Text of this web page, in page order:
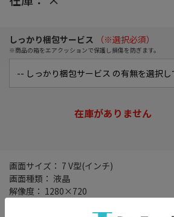
しっかり梱包サービス （※選択必須）
※商品の箱をエアクッションで保護し損傷を防ぎます。
在庫がありません
画面サイズ： 7 V型(インチ)
画面種類： 液晶
解像度： 1280×720